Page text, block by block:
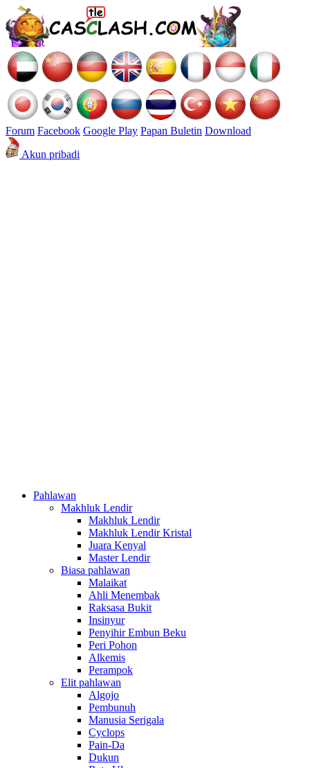
Forum Facebook Google Play Papan Buletin Download
Akun pribadi
Pahlawan
Makhluk Lendir
Makhluk Lendir
Makhluk Lendir Kristal
Juara Kenyal
Master Lendir
Biasa pahlawan
Malaikat
Ahli Menembak
Raksasa Bukit
Insinyur
Penyihir Embun Beku
Peri Pohon
Alkemis
Perampok
Elit pahlawan
Algojo
Pembunuh
Manusia Serigala
Cyclops
Pain-Da
Dukun